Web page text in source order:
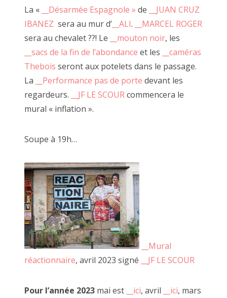
La « __Désarmée Espagnole » de
__JUAN CRUZ
IBANEZ sera au mur d’ __ALI.
__MARCEL ROGER
sera au chevalet ??! Le
__mouton noir, les
__sacs de la fin de l’abondance et les
__caméras
Thebois seront aux potelets dans le passage.
La
__Performance pas de porte devant les
regardeurs.
__JF LE SCOURcommencera le
mural « inflation ».
Soupe à 19h…
__Mural
réactionnaire, avril 2023 signé __JF LE SCOUR
Pour l’année 2023 mai est __ici, avril __ici, mars